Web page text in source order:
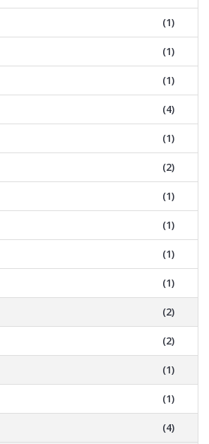
(1)
(1)
(1)
(4)
(1)
(2)
(1)
(1)
(1)
(1)
(2)
(2)
(1)
(1)
(4)